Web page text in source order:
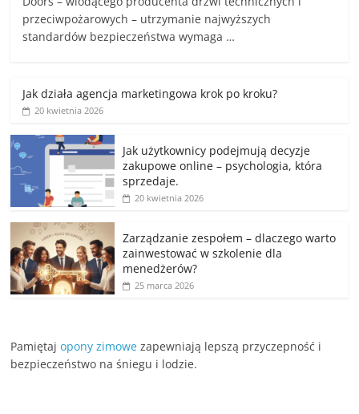
przeciwpożarowych – utrzymanie najwyższych
standardów bezpieczeństwa wymaga …
Jak działa agencja marketingowa krok po kroku?
20 kwietnia 2026
Jak użytkownicy podejmują decyzje
zakupowe online – psychologia, która
sprzedaje.
20 kwietnia 2026
Zarządzanie zespołem – dlaczego warto
zainwestować w szkolenie dla
menedżerów?
25 marca 2026
Pamiętajopony zimowe zapewniają lepszą przyczepność i
bezpieczeństwo na śniegu i lodzie.